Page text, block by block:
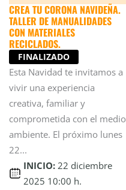
CREA TU CORONA NAVIDEÑA.
TALLER DE MANUALIDADES
CON MATERIALES
RECICLADOS.
FINALIZADO
Esta Navidad te invitamos a
vivir una experiencia
creativa, familiar y
comprometida con el medio
ambiente. El próximo lunes
22...
INICIO: 22 diciembre
2025 10:00 h.